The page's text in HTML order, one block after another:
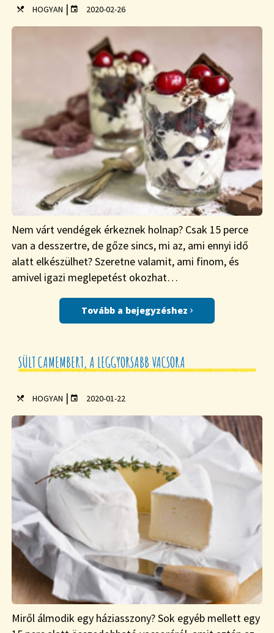
HOGYAN | 2020-02-26
Nem várt vendégek érkeznek holnap? Csak 15 perce
van a desszertre, de gőze sincs, mi az, ami ennyi idő
alatt elkészülhet? Szeretne valamit, ami finom, és
amivel igazi meglepetést okozhat…
Tovább a bejegyzéshez
SÜLT CAMEMBERT, A LEGGYORSABB VACSORA
HOGYAN | 2020-01-22
Miről álmodik egy háziasszony? Sok egyéb mellett egy